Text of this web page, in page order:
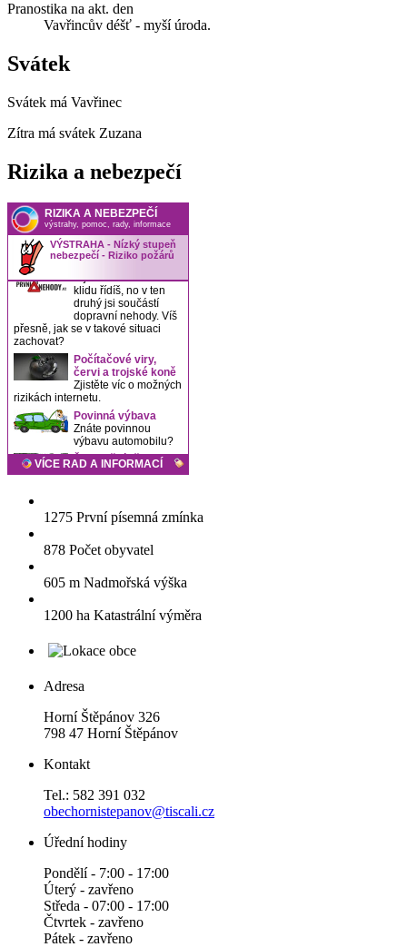
Pranostika na akt. den
Vavřincův déšť - myší úroda.
Svátek
Svátek má Vavřinec
Zítra má svátek Zuzana
Rizika a nebezpečí
1275 První písemná zmínka
878 Počet obyvatel
605 m Nadmořská výška
1200 ha Katastrální výměra
Adresa
Horní Štěpánov 326
798 47 Horní Štěpánov
Kontakt
Tel.: 582 391 032
obechornistepanov@tiscali.cz
Úřední hodiny
Pondělí - 7:00 - 17:00
Úterý - zavřeno
Středa - 07:00 - 17:00
Čtvrtek - zavřeno
Pátek - zavřeno